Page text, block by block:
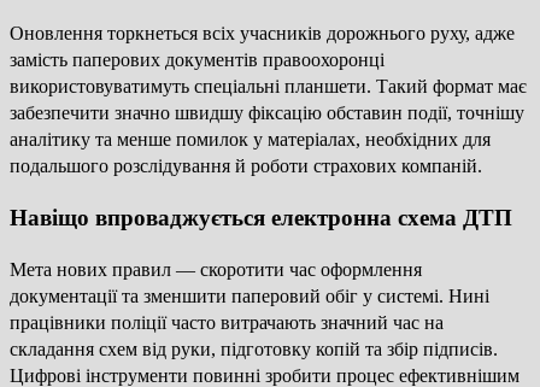
Оновлення торкнеться всіх учасників дорожнього руху, адже
замість паперових документів правоохоронці
використовуватимуть спеціальні планшети. Такий формат має
забезпечити значно швидшу фіксацію обставин події, точнішу
аналітику та менше помилок у матеріалах, необхідних для
подальшого розслідування й роботи страхових компаній.
Навіщо впроваджується електронна схема ДТП
Мета нових правил — скоротити час оформлення
документації та зменшити паперовий обіг у системі. Нині
працівники поліції часто витрачають значний час на
складання схем від руки, підготовку копій та збір підписів.
Цифрові інструменти повинні зробити процес ефективнішим